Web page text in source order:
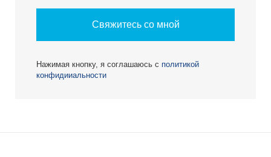
Свяжитесь со мной
Нажимая кнопку, я соглашаюсь с политикой
конфидииальности